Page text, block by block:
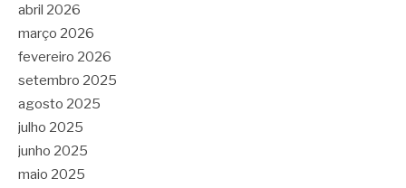
abril 2026
março 2026
fevereiro 2026
setembro 2025
agosto 2025
julho 2025
junho 2025
maio 2025